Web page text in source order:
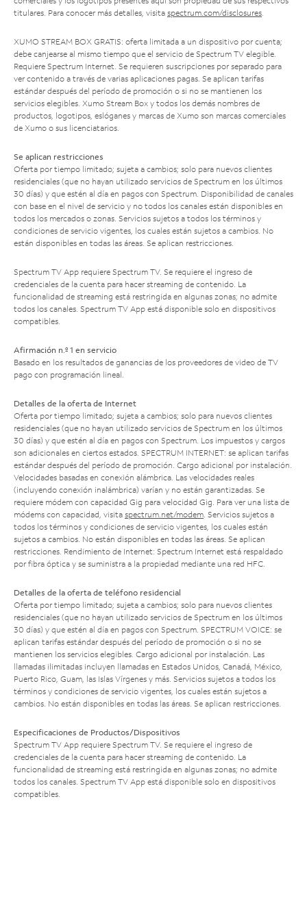
titulares. Para conocer más detalles, visita spectrum.com/disclosures.
XUMO STREAM BOX GRATIS: oferta limitada a un dispositivo por cuenta;
debe canjearse al mismo tiempo que el servicio de Spectrum TV elegible.
Requiere Spectrum Internet. Se requieren suscripciones por separado para
ver contenido a través de varias aplicaciones pagas. Se aplican tarifas
estándar después del período de promoción o si no se mantienen los
servicios elegibles. Xumo Stream Box y todos los demás nombres de
productos, logotipos, eslóganes y marcas de Xumo son marcas comerciales
de Xumo o sus licenciatarios.
Se aplican restricciones
Oferta por tiempo limitado; sujeta a cambios; solo para nuevos clientes
residenciales (que no hayan utilizado servicios de Spectrum en los últimos
30 días) y que estén al día en pagos con Spectrum. Disponibilidad de canales
con base en el nivel de servicio y no todos los canales están disponibles en
todos los mercados o zonas. Servicios sujetos a todos los términos y
condiciones de servicio vigentes, los cuales están sujetos a cambios. No
están disponibles en todas las áreas. Se aplican restricciones.
Spectrum TV App requiere Spectrum TV. Se requiere el ingreso de
credenciales de la cuenta para hacer streaming de contenido. La
funcionalidad de streaming está restringida en algunas zonas; no admite
todos los canales. Spectrum TV App está disponible solo en dispositivos
compatibles.
Afirmación n.º 1 en servicio
Basado en los resultados de ganancias de los proveedores de video de TV
pago con programación lineal.
Detalles de la oferta de Internet
Oferta por tiempo limitado; sujeta a cambios; solo para nuevos clientes
residenciales (que no hayan utilizado servicios de Spectrum en los últimos
30 días) y que estén al día en pagos con Spectrum. Los impuestos y cargos
son adicionales en ciertos estados. SPECTRUM INTERNET: se aplican tarifas
estándar después del período de promoción. Cargo adicional por instalación.
Velocidades basadas en conexión alámbrica. Las velocidades reales
(incluyendo conexión inalámbrica) varían y no están garantizadas. Se
requiere módem con capacidad Gig para velocidad Gig. Para ver una lista de
módems con capacidad, visita spectrum.net/modem. Servicios sujetos a
todos los términos y condiciones de servicio vigentes, los cuales están
sujetos a cambios. No están disponibles en todas las áreas. Se aplican
restricciones. Rendimiento de Internet: Spectrum Internet está respaldado
por fibra óptica y se suministra a la propiedad mediante una red HFC.
Detalles de la oferta de teléfono residencial
Oferta por tiempo limitado; sujeta a cambios; solo para nuevos clientes
residenciales (que no hayan utilizado servicios de Spectrum en los últimos
30 días) y que estén al día en pagos con Spectrum. SPECTRUM VOICE: se
aplican tarifas estándar después del período de promoción o si no se
mantienen los servicios elegibles. Cargo adicional por instalación. Las
llamadas ilimitadas incluyen llamadas en Estados Unidos, Canadá, México,
Puerto Rico, Guam, las Islas Vírgenes y más. Servicios sujetos a todos los
términos y condiciones de servicio vigentes, los cuales están sujetos a
cambios. No están disponibles en todas las áreas. Se aplican restricciones.
Especificaciones de Productos/Dispositivos
Spectrum TV App requiere Spectrum TV. Se requiere el ingreso de
credenciales de la cuenta para hacer streaming de contenido. La
funcionalidad de streaming está restringida en algunas zonas; no admite
todos los canales. Spectrum TV App está disponible solo en dispositivos
compatibles.